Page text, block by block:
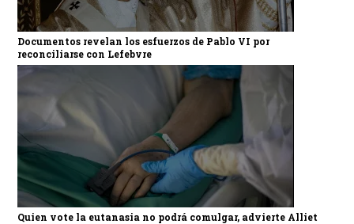
Documentos revelan los esfuerzos de Pablo VI por
reconciliarse con Lefebvre
Quien vote la eutanasia no podrá comulgar, advierte Alliet